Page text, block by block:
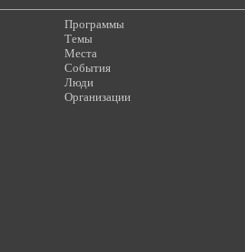
Программы
Темы
Места
События
Люди
Организации